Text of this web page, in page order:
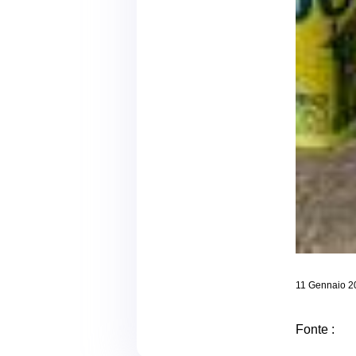
11 Gennaio
Fonte :